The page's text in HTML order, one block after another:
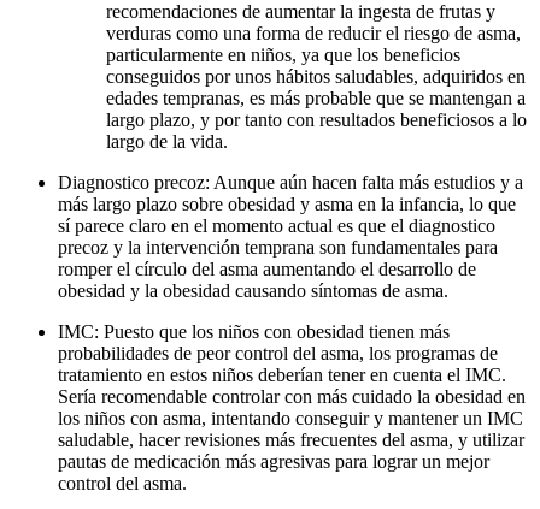
recomendaciones de aumentar la ingesta de frutas y
verduras como una forma de reducir el riesgo de asma,
particularmente en niños, ya que los beneficios
conseguidos por unos hábitos saludables, adquiridos en
edades tempranas, es más probable que se mantengan a
largo plazo, y por tanto con resultados beneficiosos a lo
largo de la vida.
Diagnostico precoz: Aunque aún hacen falta más estudios y a
más largo plazo sobre obesidad y asma en la infancia, lo que
sí parece claro en el momento actual es que el diagnostico
precoz y la intervención temprana son fundamentales para
romper el círculo del asma aumentando el desarrollo de
obesidad y la obesidad causando síntomas de asma.
IMC: Puesto que los niños con obesidad tienen más
probabilidades de peor control del asma, los programas de
tratamiento en estos niños deberían tener en cuenta el IMC.
Sería recomendable controlar con más cuidado la obesidad en
los niños con asma, intentando conseguir y mantener un IMC
saludable, hacer revisiones más frecuentes del asma, y utilizar
pautas de medicación más agresivas para lograr un mejor
control del asma.